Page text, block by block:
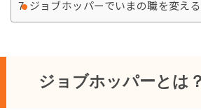
ジョブホッパーでいまの職を変え
ジョブホッパーとは？